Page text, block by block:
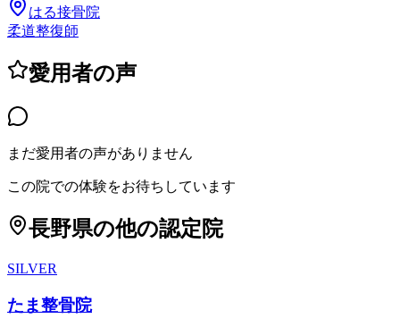
はる接骨院
柔道整復師
愛用者の声
まだ愛用者の声がありません
この院での体験をお待ちしています
長野県の他の認定院
SILVER
たま整骨院